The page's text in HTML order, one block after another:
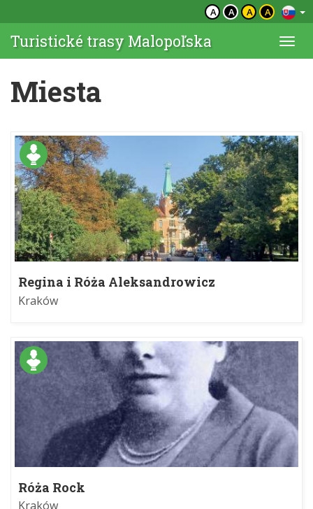
A A A A
Turistické trasy Malopoľska
Miesta
Regina i Róża Aleksandrowicz
Kraków
Róża Rock
Kraków